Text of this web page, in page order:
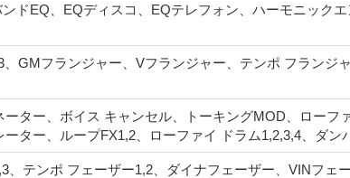
ドEQ、EQディスコ、EQテレフォン、ハーモニック
GMフランジャー、Vフランジャー、テンポ フランジ
ター、ボイス キャンセル、トーキングMOD、ローフ
ター、ループFX1,2、ローファイ ドラム1,2,3,4、ダン
、テンポ フェーザー1,2、ダイナフェーザー、VINフェ